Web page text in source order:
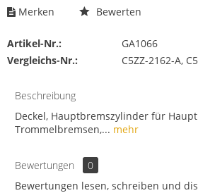
Merken Bewerten
Artikel-Nr.:
GA1066
Vergleichs-Nr.:
C5ZZ-2162-A,
Beschreibung
Deckel, Hauptbremszylinder für
Trommelbremsen,... mehr
Bewertungen
0
Bewertungen lesen, schreiben und